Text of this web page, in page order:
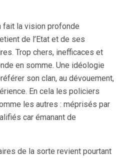
fait la vision profonde
de l’Etat et de ses
Trop chers, inefficaces et
en somme. Une idéologie
son clan, au dévouement,
En cela les policiers
les autres : méprisés par
car émanant de
de la sorte revient pourtant